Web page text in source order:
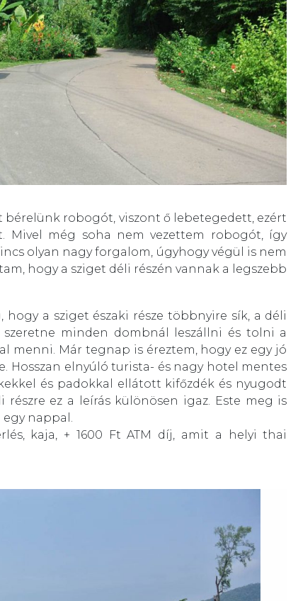
bérelünk robogót, viszont ő lebetegedett, ezért
Mivel még soha nem vezettem robogót, így
olyan nagy forgalom, úgyhogy végül is nem
hogy a sziget déli részén vannak a legszebb
a sziget északi része többnyire sík, a déli
minden dombnál leszállni és tolni a
menni. Már tegnap is éreztem, hogy ez egy jó
Hosszan elnyúló turista- és nagy hotel mentes
és padokkal ellátott kifőzdék és nyugodt
részre ez a leírás különösen igaz. Este meg is
nappal.
kaja, + 1600 Ft ATM díj, amit a helyi thai